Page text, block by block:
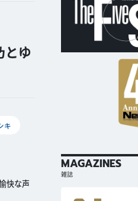
とゆ
キ
快な声
MAGAZINES
雑誌